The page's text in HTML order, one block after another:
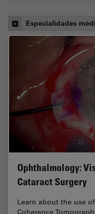
Especialidades
Ophthalmology:
Cataract Surgery
Learn about the use
Coherence